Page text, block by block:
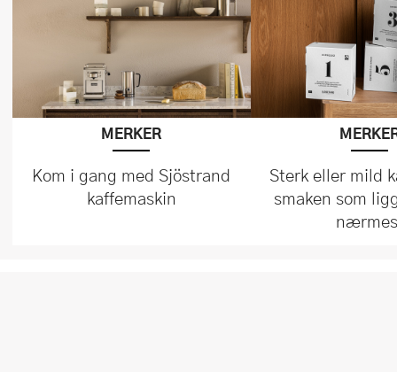
MERKER
Kom i gang med Sjöstrand
kaffemaskin
Sterk eller mild
smaken som